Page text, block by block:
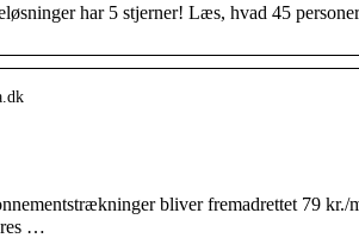
har 5 stjerner! Læs, hvad 45
bliver fremadrettet 79
…